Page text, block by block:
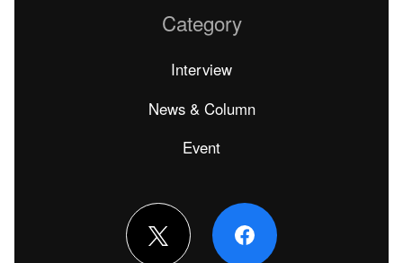
Category
Interview
News & Column
Event